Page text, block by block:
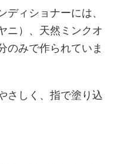
ィショナーには、
ニ）、天然ミンクオ
のみで作られていま
さしく、指で塗り込